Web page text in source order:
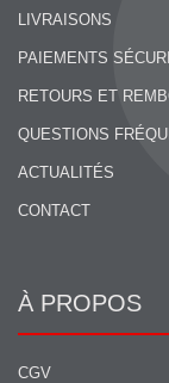
LIVRAISONS
PAIEMENTS
RETOURS ET
QUESTIONS
ACTUALITÉS
CONTACT
À PROPOS
CGV